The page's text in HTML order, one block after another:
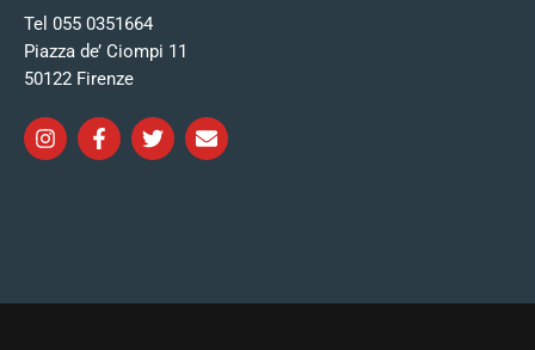
Tel 055 0351664
Piazza de’ Ciompi 11
50122 Firenze